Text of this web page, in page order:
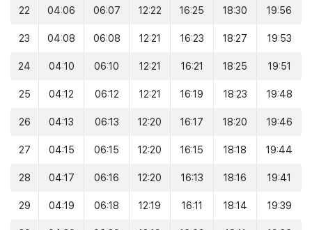
22 04:06 06:07 12:22 16:25 18:30 19:56
23 04:08 06:08 12:21 16:23 18:27 19:53
24 04:10 06:10 12:21 16:21 18:25 19:51
25 04:12 06:12 12:21 16:19 18:23 19:48
26 04:13 06:13 12:20 16:17 18:20 19:46
27 04:15 06:15 12:20 16:15 18:18 19:44
28 04:17 06:16 12:20 16:13 18:16 19:41
29 04:19 06:18 12:19 16:11 18:14 19:39